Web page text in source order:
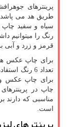
پرینترهای
طریق هد می
سیاه و سفید چاپ
رنگ را میتوانیم
قرمز و زرد و آبی
برای چاپ عکس ها
تعداد 6 رنگ
برای چاپ عکس
چاپ در
مناسبی که دارند
است.